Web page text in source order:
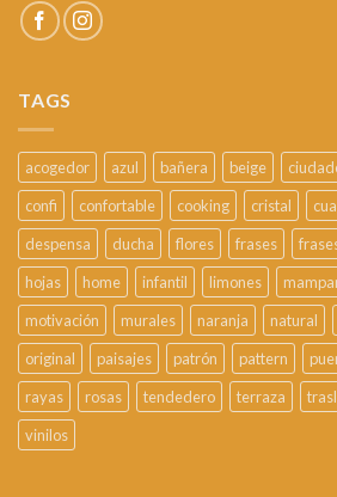
TAGS
acogedor azul bañera beige
confi
confortable cooking cristal
despensa
ducha flores frases
hojas
home infantil limones
motivación
murales naranja natural
original
paisajes patrón pattern
rayas
rosas tendedero terraza
vinilos